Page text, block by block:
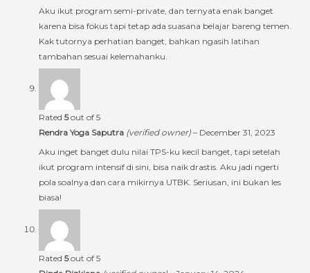
Aku ikut program semi-private, dan ternyata enak banget
karena bisa fokus tapi tetap ada suasana belajar bareng temen.
Kak tutornya perhatian banget, bahkan ngasih latihan
tambahan sesuai kelemahanku.
Rated 5out of 5
Rendra Yoga Saputra (verified owner) – December 31, 2023
Aku inget banget dulu nilai TPS-ku kecil banget, tapi setelah
ikut program intensif di sini, bisa naik drastis. Aku jadi ngerti
pola soalnya dan cara mikirnya UTBK. Seriusan, ini bukan les
biasa!
Rated 5out of 5